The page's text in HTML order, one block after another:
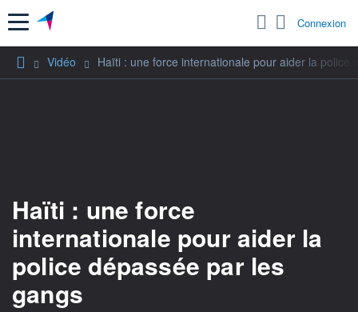
Menu Connexion
Vidéo Haïti : une force internationale pour aider la police
Haïti : une force
internationale pour aider la
police dépassée par les
gangs